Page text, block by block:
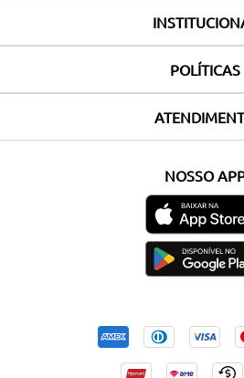
POLÍTICAS
NOSSO